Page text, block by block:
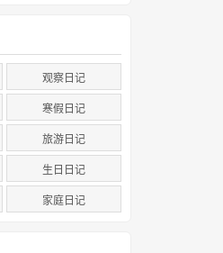
观察日记
寒假日记
旅游日记
生日日记
家庭日记